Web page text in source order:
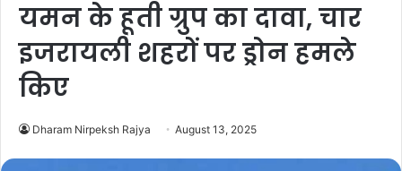
यमन के हूती ग्रुप का दावा, चार
इजरायली शहरों पर ड्रोन हमले
किए
Dharam Nirpeksh Rajya August 13, 2025